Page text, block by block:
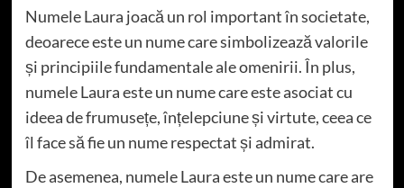
Numele Laura joacă un rol important în societate,
deoarece este un nume care simbolizează valorile
și principiile fundamentale ale omenirii. În plus,
numele Laura este un nume care este asociat cu
ideea de frumusețe, înțelepciune și virtute, ceea ce
îl face să fie un nume respectat și admirat.
De asemenea, numele Laura este un nume care are